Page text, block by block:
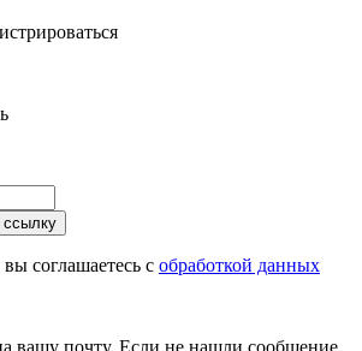
ссылку
соглашаетесь с обработкой данных
вашу почту. Если не нашли сообщение,